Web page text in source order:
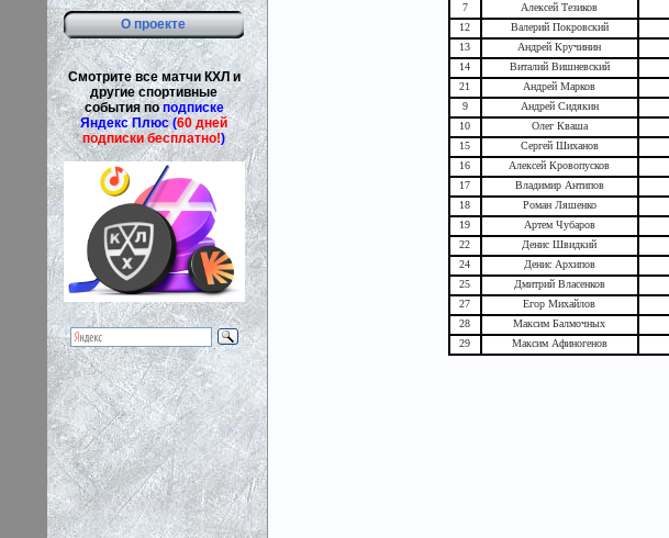
О проекте
Смотрите все матчи КХЛ и
другие спортивные
события поподписке
Яндекс Плюс (60 дней
подписки бесплатно!)
7
Алексей Тезиков
12
Валерий Покровский
13
Андрей Кручинин
14
Виталий Вишневский
21
Андрей Марков
9
Андрей Сидякин
10
Олег Кваша
15
Сергей Шиханов
16
Алексей Кровопусков
17
Владимир Антипов
18
Роман Ляшенко
19
Артем Чубаров
22
Денис Швидкий
24
Денис Архипов
25
Дмитрий Власенков
27
Егор Михайлов
28
Максим Балмочных
29
Максим Афиногенов